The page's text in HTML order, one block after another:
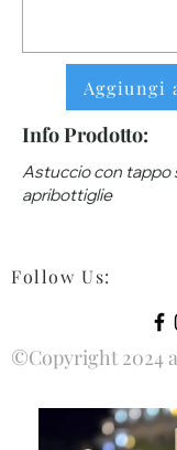
Aggiungi
Info Prodotto:
Astuccio con
apribottiglie
Follow Us:
©Copyright 2024